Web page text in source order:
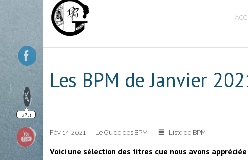
Les BPM de Janvier
Fév 14, 2021 Le Guide des BPM Liste de BPM
Voici une sélection des titres que nous avons
323